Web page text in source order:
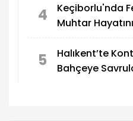
4
Keçiborlu'nda
Muhtar
5
Halıkent’te
Bahçeye